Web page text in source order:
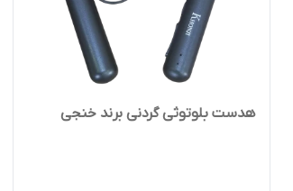
هدست بلوتوثی گردنی برند خنجی